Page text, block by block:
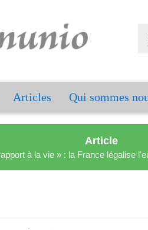
Articles Qui sommes
Article
à la vie » : la France légalise